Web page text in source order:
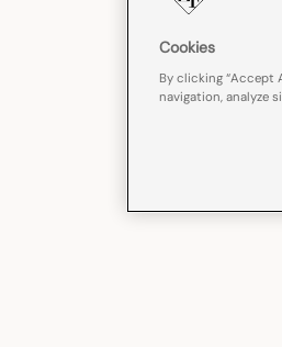
Cookies
By clicking “Accept
navigation, analyze